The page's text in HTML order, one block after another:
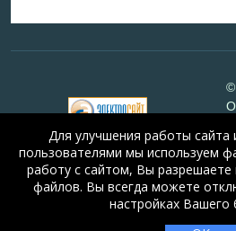
Для улучшения работы сайта
пользователями мы используем
работу с сайтом, Вы разрешаете
файлов. Вы всегда можете
настройках Вашего